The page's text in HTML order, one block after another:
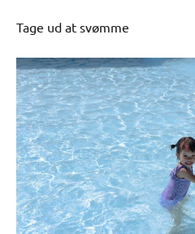
Tage ud at svømme